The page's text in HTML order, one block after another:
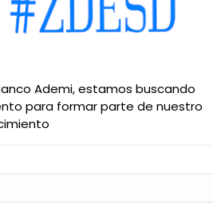
Ademi, estamos buscando
para formar parte de nuestro